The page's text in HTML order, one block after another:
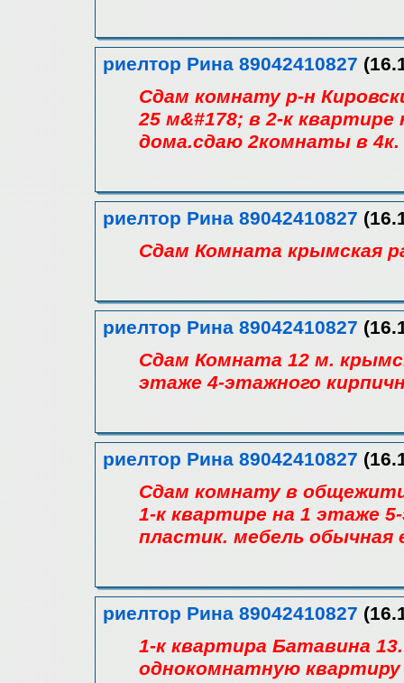
риелтор Рина 89042410827
Сдам комнату р-н
25 м&#178; в 2-к
дома.сдаю 2комнаты в 4к.
риелтор Рина 89042410827
Сдам Комната крымская
риелтор Рина 89042410827
Сдам Комната 12 м.
этаже 4-этажного
риелтор Рина 89042410827
Сдам комнату в
1-к квартире на 1 этаже
пластик. мебель обычная
риелтор Рина 89042410827
1-к квартира Батавина
однокомнатную